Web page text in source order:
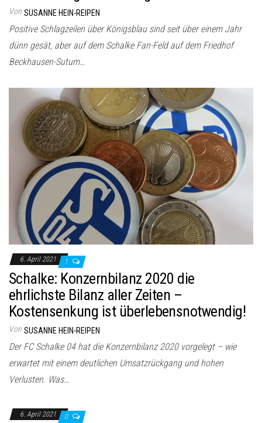
Von SUSANNE HEIN-REIPEN
Positive Schlagzeilen über Königsblau sind seit über einem Jahr
dünn gesät, aber auf dem Schalke Fan-Feld auf dem Friedhof
Beckhausen-Sutum…
6. April 2021 1
Schalke: Konzernbilanz 2020 die
ehrlichste Bilanz aller Zeiten –
Kostensenkung ist überlebensnotwendig!
Von SUSANNE HEIN-REIPEN
Der FC Schalke 04 hat die Konzernbilanz 2020 vorgelegt – wie
erwartet mit einem deutlichen Umsatzrückgang und hohen
Verlusten. Was…
6. April 2021 0